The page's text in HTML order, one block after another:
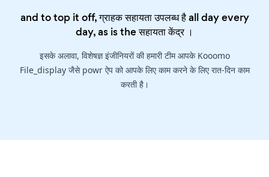
and to top it off, ग्राहक सहायता उपलब्ध है all day every
day, as is theसहायता केंद्र।
इसके अलावा, विशेषज्ञ इंजीनियरों की हमारी टीम आपके Kooomo
File_display जैसे powr ऐप को आपके लिए काम करने के लिए रात-दिन काम
करती है।